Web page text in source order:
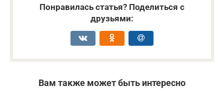
Понравилась статья? Поделиться с
друзьями:
Вам также может быть интересно